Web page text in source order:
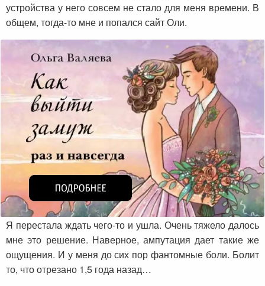
устройства у него совсем не стало для меня времени. В
общем, тогда-то мне и попался сайт Оли.
Я перестала ждать чего-то и ушла. Очень тяжело далось
мне это решение. Наверное, ампутация дает такие же
ощущения. И у меня до сих пор фантомные боли. Болит
то, что отрезано 1,5 года назад…